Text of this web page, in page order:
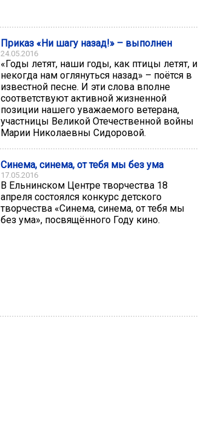
Приказ «Ни шагу назад!» – выполнен
24.05.2016
«Годы летят, наши годы, как птицы летят, и
некогда нам оглянуться назад» – поётся в
известной песне. И эти слова вполне
соответствуют активной жизненной
позиции нашего уважаемого ветерана,
участницы Великой Отечественной войны
Марии Николаевны Сидоровой.
Синема, синема, от тебя мы без ума
17.05.2016
В Ельнинском Центре творчества 18
апреля состоялся конкурс детского
творчества «Синема, синема, от тебя мы
без ума», посвящённого Году кино.